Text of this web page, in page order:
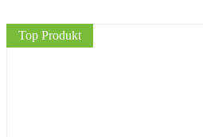
Top Produkt